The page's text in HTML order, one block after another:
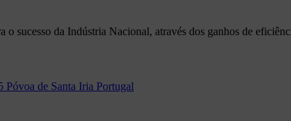
sucesso da Indústria Nacional, através dos ganhos de
Póvoa de Santa Iria Portugal